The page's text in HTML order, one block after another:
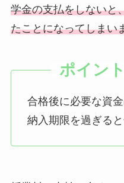
学金の支払をしないと
たことになってしまい
合格後に必要な資金
納入期限を過ぎる